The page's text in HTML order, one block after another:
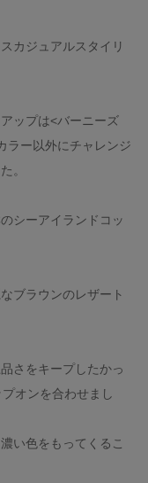
カジュアルスタイリ
ップは<バーニーズ
ラー以外にチャレンジ
。
シーアイランドコッ
ブラウンのレザート
さをキープしたかっ
オンを合わせまし
い色をもってくるこ